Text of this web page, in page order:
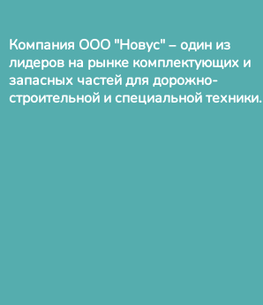
Компания ООО "Новус" – один из
лидеров на рынке комплектующих и
запасных частей для дорожно-
строительной и специальной техники.